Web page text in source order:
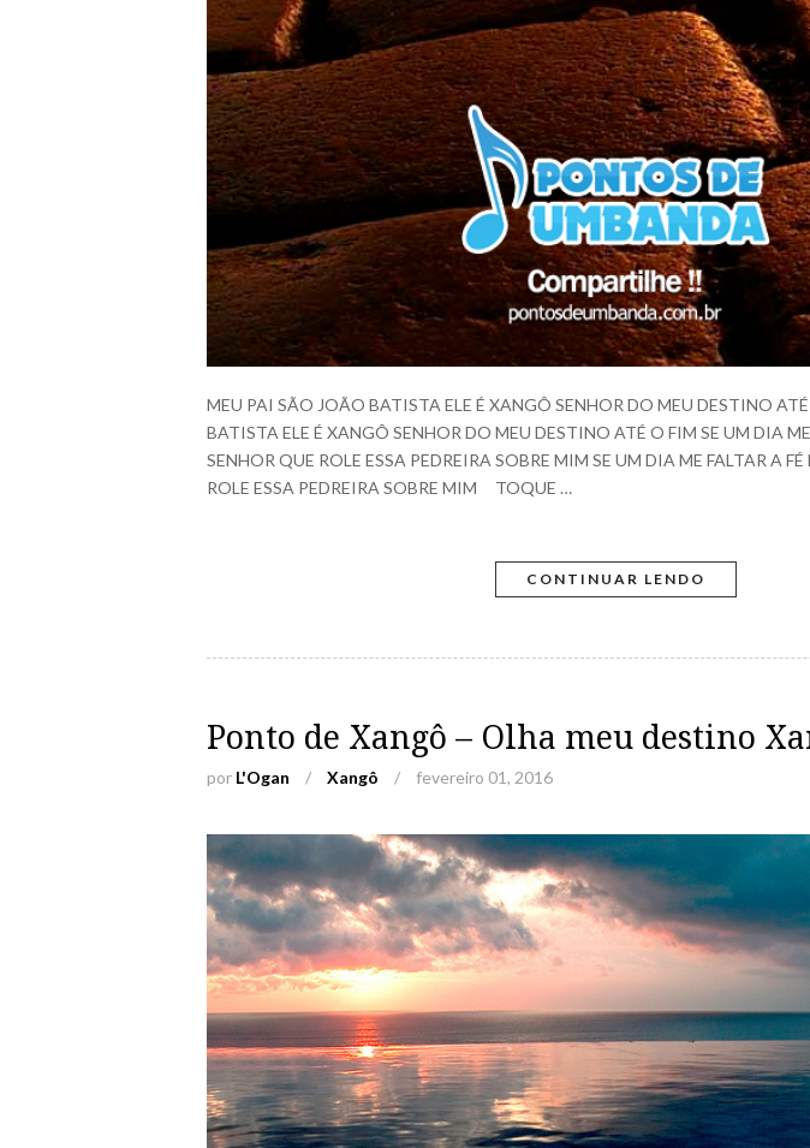
MEU PAI SÃO JOÃO BATISTA ELE É XANGÔ SENHOR DO MEU DESTINO
BATISTA ELE É XANGÔ SENHOR DO MEU DESTINO ATÉ O FIM SE UM DIA
SENHOR QUE ROLE ESSA PEDREIRA SOBRE MIM SE UM DIA ME FALTAR A
ROLE ESSA PEDREIRA SOBRE MIM TOQUE …
CONTINUAR LENDO
Ponto de Xangô – Olha meu destino
por L'Ogan / Xangô / fevereiro 01, 2016